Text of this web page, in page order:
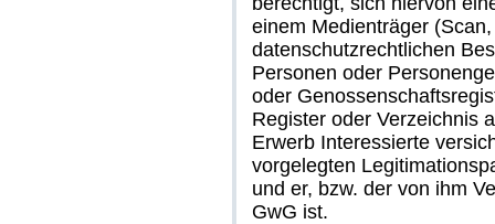
einem Medienträger
datenschutzrechtlichen
Personen oder
oder
Register oder Verzeichnis
Erwerb Interessierte
vorgelegten
und er, bzw. der von ihm
GwG ist.